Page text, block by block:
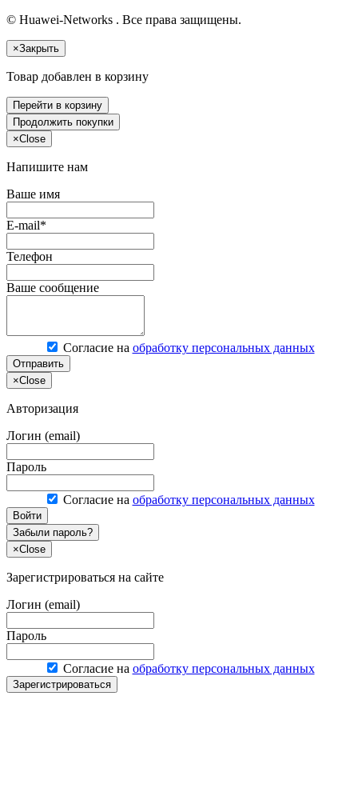
© Huawei-Networks . Все права защищены.
×Закрыть
Товар добавлен в корзину
Перейти в корзину
Продолжить покупки
×Close
Напишите нам
Ваше имя
E-mail*
Телефон
Ваше сообщение
Согласие на обработку персональных данных
Отправить
×Close
Авторизация
Логин (email)
Пароль
Согласие на обработку персональных данных
Войти
Забыли пароль?
×Close
Зарегистрироваться на сайте
Логин (email)
Пароль
Согласие на обработку персональных данных
Зарегистрироваться